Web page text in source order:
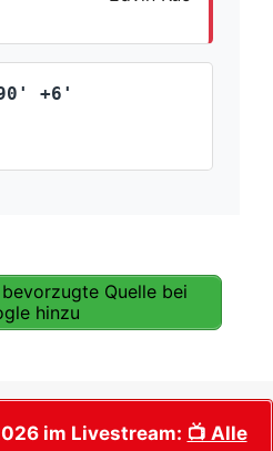
+6'
Quelle bei
hinzu
im Livestream: 📺 Alle